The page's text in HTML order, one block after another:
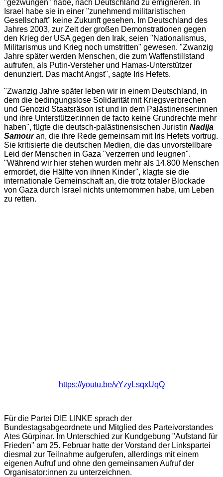
"gezwungen" habe, nach Deutschland zu emigrieren. In
Israel habe sie in einer "zunehmend militaristischen
Gesellschaft" keine Zukunft gesehen. Im Deutschland des
Jahres 2003, zur Zeit der großen Demonstrationen gegen
den Krieg der USA gegen den Irak, seien "Nationalismus,
Militarismus und Krieg noch umstritten" gewesen. "Zwanzig
Jahre später werden Menschen, die zum Waffenstillstand
aufrufen, als Putin-Versteher und Hamas-Unterstützer
denunziert. Das macht Angst", sagte Iris Hefets.
"Zwanzig Jahre später leben wir in einem Deutschland, in
dem die bedingungslose Solidarität mit Kriegsverbrechen
und Genozid Staatsräson ist und in dem Palästinenser:innen
und ihre Unterstützer:innen de facto keine Grundrechte mehr
haben", fügte die deutsch-palästinensischen Juristin Nadija
Samouran, die ihre Rede gemeinsam mit Iris Hefets vortrug.
Sie kritisierte die deutschen Medien, die das unvorstellbare
Leid der Menschen in Gaza "verzerren und leugnen".
"Während wir hier stehen wurden mehr als 14.800 Menschen
ermordet, die Hälfte von ihnen Kinder", klagte sie die
internationale Gemeinschaft an, die trotz totaler Blockade
von Gaza durch Israel nichts unternommen habe, um Leben
zu retten.
https://youtu.be/vYzyLsqxUqQ
Für die Partei DIE LINKE sprach der
Bundestagsabgeordnete und Mitglied des Parteivorstandes
Ates Gürpinar. Im Unterschied zur Kundgebung "Aufstand für
Frieden" am 25. Februar hatte der Vorstand der Linkspartei
diesmal zur Teilnahme aufgerufen, allerdings mit einem
eigenen Aufruf und ohne den gemeinsamen Aufruf der
Organisator:innen zu unterzeichnen.